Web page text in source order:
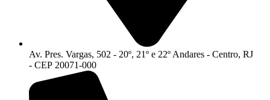
Av. Pres. Vargas, 502 - 20º, 21º e 22º Andares - Centro, RJ
- CEP 20071-000